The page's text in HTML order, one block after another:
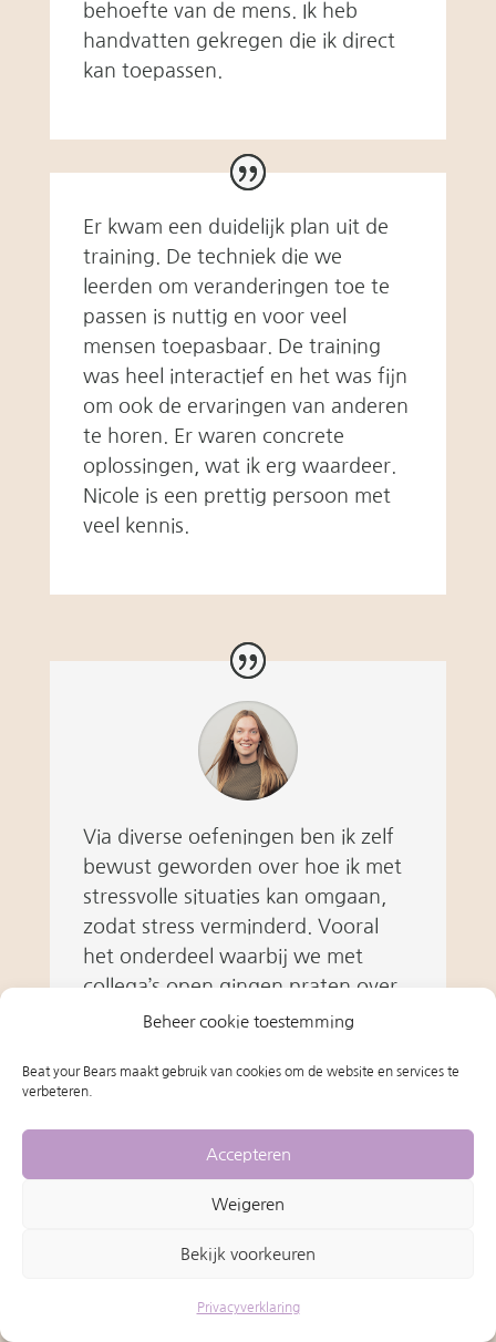
Beheer cookie toestemming
Beat your Bears maakt gebruik van cookies om de website en services te
verbeteren.
Accepteren
Weigeren
Bekijk voorkeuren
Privacyverklaring
behoefte van de mens. Ik heb
handvatten gekregen die ik direct
kan toepassen.
Er kwam een duidelijk plan uit de
training. De techniek die we
leerden om veranderingen toe te
passen is nuttig en voor veel
mensen toepasbaar. De training
was heel interactief en het was fijn
om ook de ervaringen van anderen
te horen. Er waren concrete
oplossingen, wat ik erg waardeer.
Nicole is een prettig persoon met
veel kennis.
Via diverse oefeningen ben ik zelf
bewust geworden over hoe ik met
stressvolle situaties kan omgaan,
zodat stress verminderd. Vooral
het onderdeel waarbij we met
collega’s open gingen praten over
situaties waarvan wij stress kregen,
Tineke